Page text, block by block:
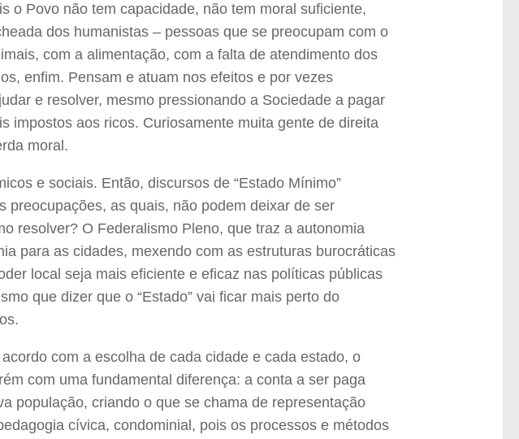
o Povo não tem capacidade, não tem moral suficiente,
dos humanistas – pessoas que se preocupam com o
com a alimentação, com a falta de atendimento dos
enfim. Pensam e atuam nos efeitos e por vezes
e resolver, mesmo pressionando a Sociedade a pagar
impostos aos ricos. Curiosamente muita gente de direita
moral.
e sociais. Então, discursos de “Estado Mínimo”
preocupações, as quais, não podem deixar de ser
resolver? O Federalismo Pleno, que traz a autonomia
para as cidades, mexendo com as estruturas burocráticas
local seja mais eficiente e eficaz nas políticas públicas
que dizer que o “Estado” vai ficar mais perto do
com a escolha de cada cidade e cada estado, o
com uma fundamental diferença: a conta a ser paga
população, criando o que se chama de representação
cívica, condominial, pois os processos e métodos